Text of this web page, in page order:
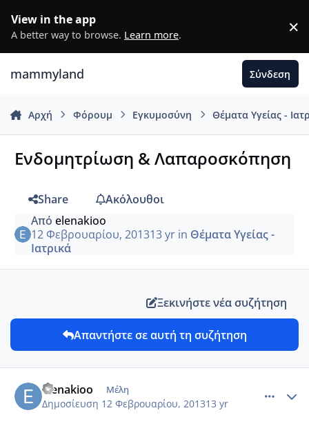
View in the app
A better way to browse. Learn more. ×
mammyland Σύνδεση
Αρχή Φόρουμ Εγκυμοσύνη Θέματα Υγείας -
Ενδομητρίωση & Λαπαροσκόπηση
Share
Ακόλουθοι
Από elenakioo
12 Φεβρουαρίου, 201313 yrin Θέματα Υγείας -
Ιατρικά
Ξεκινήστε νέα συζήτηση
Απαντήστε σε αυτή τη συζήτηση
elenakioo Μέλη
Δημοσίευση 12 Φεβρουαρίου, 201313 yr